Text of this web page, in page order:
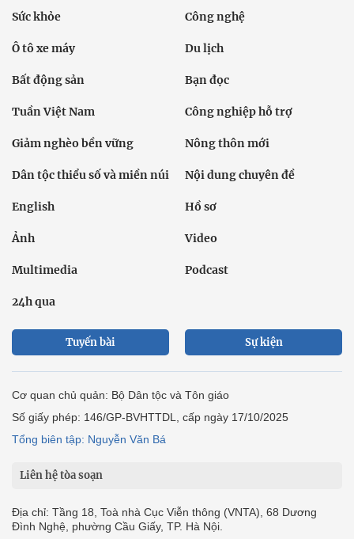
Sức khỏe Công nghệ
Ô tô xe máy Du lịch
Bất động sản Bạn đọc
Tuần Việt Nam Công nghiệp hỗ trợ
Giảm nghèo bền vững Nông thôn mới
Dân tộc thiểu số và miền núi Nội dung chuyên đề
English Hồ sơ
Ảnh Video
Multimedia Podcast
24h qua
Tuyến bài Sự kiện
Cơ quan chủ quản: Bộ Dân tộc và Tôn giáo
Số giấy phép: 146/GP-BVHTTDL, cấp ngày 17/10/2025
Tổng biên tập: Nguyễn Văn Bá
Liên hệ tòa soạn
Địa chỉ: Tầng 18, Toà nhà Cục Viễn thông (VNTA), 68 Dương
Đình Nghệ, phường Cầu Giấy, TP. Hà Nội.